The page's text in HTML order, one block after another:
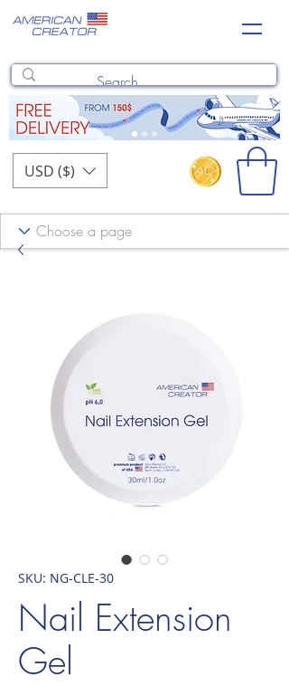
USD ($)
SKU: NG-CLE-30
Nail Extension
Gel